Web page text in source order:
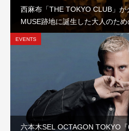
西麻布「THE TOKYO CLUB」が
MUSE跡地に誕生した大人のた
EVENTS
六本木SEL OCTAGON TOKYO